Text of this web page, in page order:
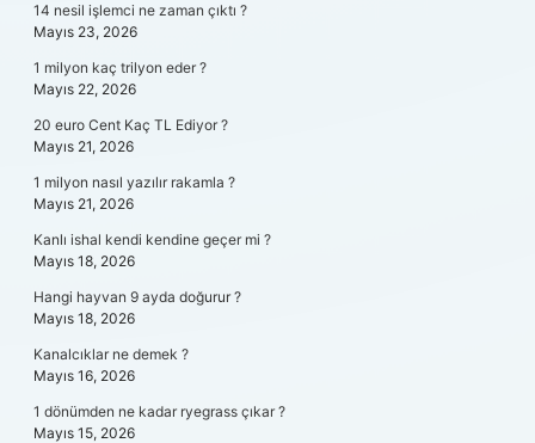
14 nesil işlemci ne zaman çıktı ?
Mayıs 23, 2026
1 milyon kaç trilyon eder ?
Mayıs 22, 2026
20 euro Cent Kaç TL Ediyor ?
Mayıs 21, 2026
1 milyon nasıl yazılır rakamla ?
Mayıs 21, 2026
Kanlı ishal kendi kendine geçer mi ?
Mayıs 18, 2026
Hangi hayvan 9 ayda doğurur ?
Mayıs 18, 2026
Kanalcıklar ne demek ?
Mayıs 16, 2026
1 dönümden ne kadar ryegrass çıkar ?
Mayıs 15, 2026